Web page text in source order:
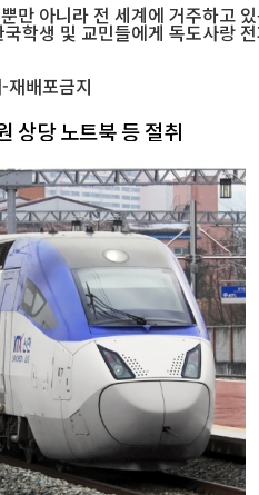
만 아니라 전 세계에 거주하고
학생 및 교민들에게 독도사랑
배포금지
상당 노트북 등 절취